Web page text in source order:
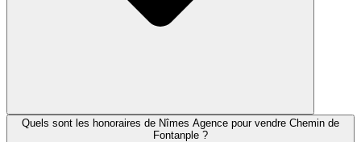
Quels sont les honoraires de Nîmes Agence pour vendre Chemin de
Fontanple ?